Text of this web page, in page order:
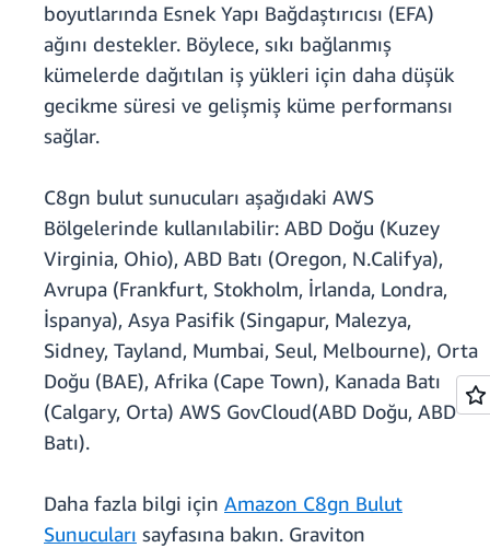
boyutlarında Esnek Yapı Bağdaştırıcısı (EFA)
ağını destekler. Böylece, sıkı bağlanmış
kümelerde dağıtılan iş yükleri için daha düşük
gecikme süresi ve gelişmiş küme performansı
sağlar.
C8gn bulut sunucuları aşağıdaki AWS
Bölgelerinde kullanılabilir: ABD Doğu (Kuzey
Virginia, Ohio), ABD Batı (Oregon, N.Califya),
Avrupa (Frankfurt, Stokholm, İrlanda, Londra,
İspanya), Asya Pasifik (Singapur, Malezya,
Sidney, Tayland, Mumbai, Seul, Melbourne), Orta
Doğu (BAE), Afrika (Cape Town), Kanada Batı
(Calgary, Orta) AWS GovCloud(ABD Doğu, ABD
Batı).
Daha fazla bilgi için Amazon C8gn Bulut
Sunucuları sayfasına bakın. Graviton